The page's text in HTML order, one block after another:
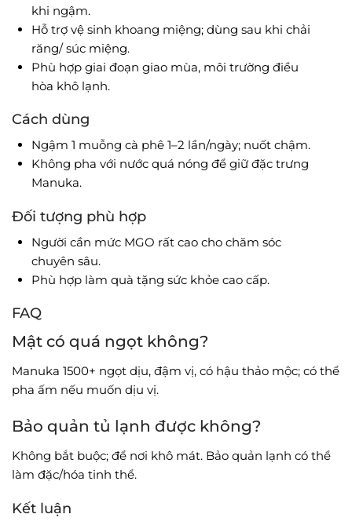
khi ngậm.
Hỗ trợ vệ sinh khoang miệng; dùng sau khi chải
răng/ súc miệng.
Phù hợp giai đoạn giao mùa, môi trường điều
hòa khô lạnh.
Cách dùng
Ngậm 1 muỗng cà phê 1–2 lần/ngày; nuốt chậm.
Không pha với nước quá nóng để giữ đặc trưng
Manuka.
Đối tượng phù hợp
Người cần mức MGO rất cao cho chăm sóc
chuyên sâu.
Phù hợp làm quà tặng sức khỏe cao cấp.
FAQ
Mật có quá ngọt không?
Manuka 1500+ ngọt dịu, đậm vị, có hậu thảo mộc; có thể
pha ấm nếu muốn dịu vị.
Bảo quản tủ lạnh được không?
Không bắt buộc; để nơi khô mát. Bảo quản lạnh có thể
làm đặc/hóa tinh thể.
Kết luận